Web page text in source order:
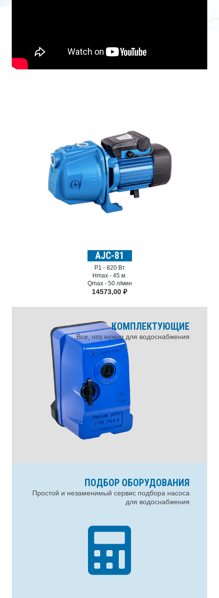
AJC-81
P1 - 820 Вт
Hmax - 45 м.
Qmax - 50 л/мин
14573,00 ₽
КОМПЛЕКТУЮЩИЕ
Все, что нужно для водоснабжения
ПОДБОР ОБОРУДОВАНИЯ
Простой и незаменимый сервис подбора насоса
для водоснабжения